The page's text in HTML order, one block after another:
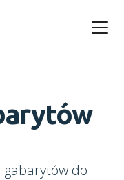
do